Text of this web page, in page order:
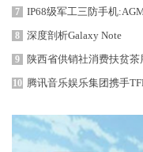
7 IP68级军工三防手机
8 深度剖析Galaxy Note
9 陕西省供销社消费扶贫茶
10 腾讯音乐娱乐集团携手